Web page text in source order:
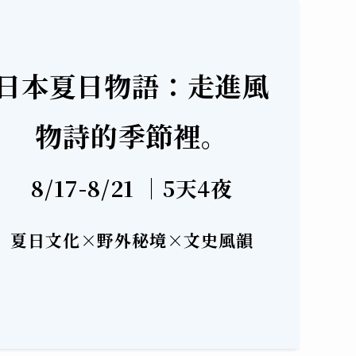
本夏日物語：走進風
物詩的季節裡。
8/17-8/21 ｜5天4夜
夏日文化×野外秘境×文史風韻